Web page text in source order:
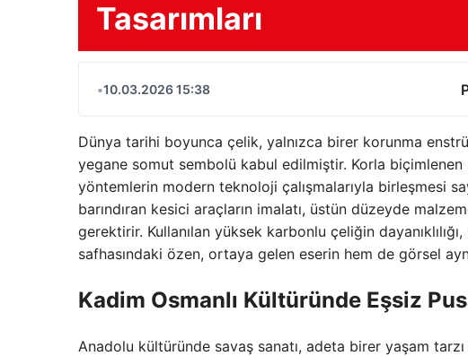
Tasarımları
•10.03.2026 15:38
Dünya tarihi boyunca çelik, yalnızca birer korunma
yegane somut sembolü kabul edilmiştir. Korla
yöntemlerin modern teknoloji çalışmalarıyla birleşmesi
barındıran kesici araçların imalatı, üstün düzeyde
gerektirir. Kullanılan yüksek karbonlu çeliğin
safhasındaki özen, ortaya gelen eserin hem de görsel
Kadim Osmanlı Kültüründe Eşsiz
Anadolu kültüründe savaş sanatı, adeta birer yaşam